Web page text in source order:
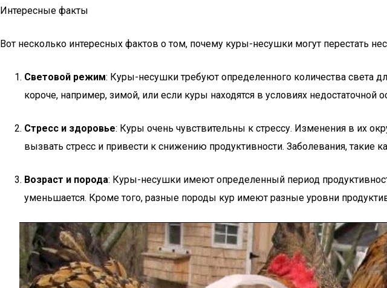
Интересные факты
Вот несколько интересных фактов о том, почему куры-несушки могут перестать
Световой режим: Куры-несушки требуют определенного количества света
короче, например, зимой, или если куры находятся в условиях
Стресс и здоровье: Куры очень чувствительны к стрессу. Изменения в их
вызвать стресс и привести к снижению продуктивности. Заболевания, такие
Возраст и порода: Куры-несушки имеют определенный период
уменьшается. Кроме того, разные породы кур имеют разные уровни